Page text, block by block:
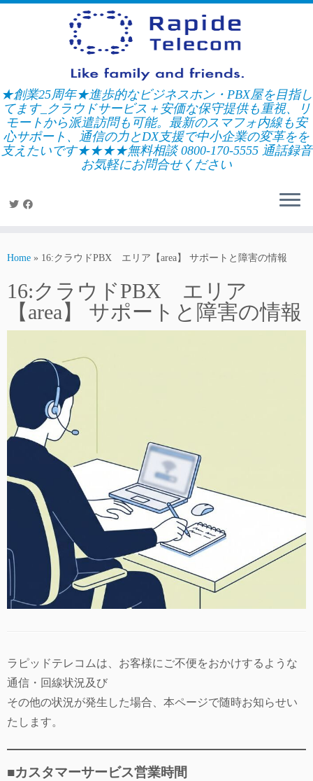
Skip
★創業25周年★進歩的なビジネスホン・PBX屋を目指し
てます_クラウドサービス＋安価な保守提供も重視、リ
モートから派遣訪問も可能。最新のスマフォ内線も安
心サポート、通信の力とDX支援で中小企業の変革をを
支えたいです★★★★無料相談 0800-170-5555 通話録音
お気軽にお問合せください
Home » 16:クラウドPBX エリア【area】 サポートと障害の情報
16:クラウドPBX エリア
【area】 サポートと障害の情報
ラピッドテレコムは、お客様にご不便をおかけするような
通信・回線状況及び
その他の状況が発生した場合、本ページで随時お知らせい
たします。
■カスタマーサービス営業時間